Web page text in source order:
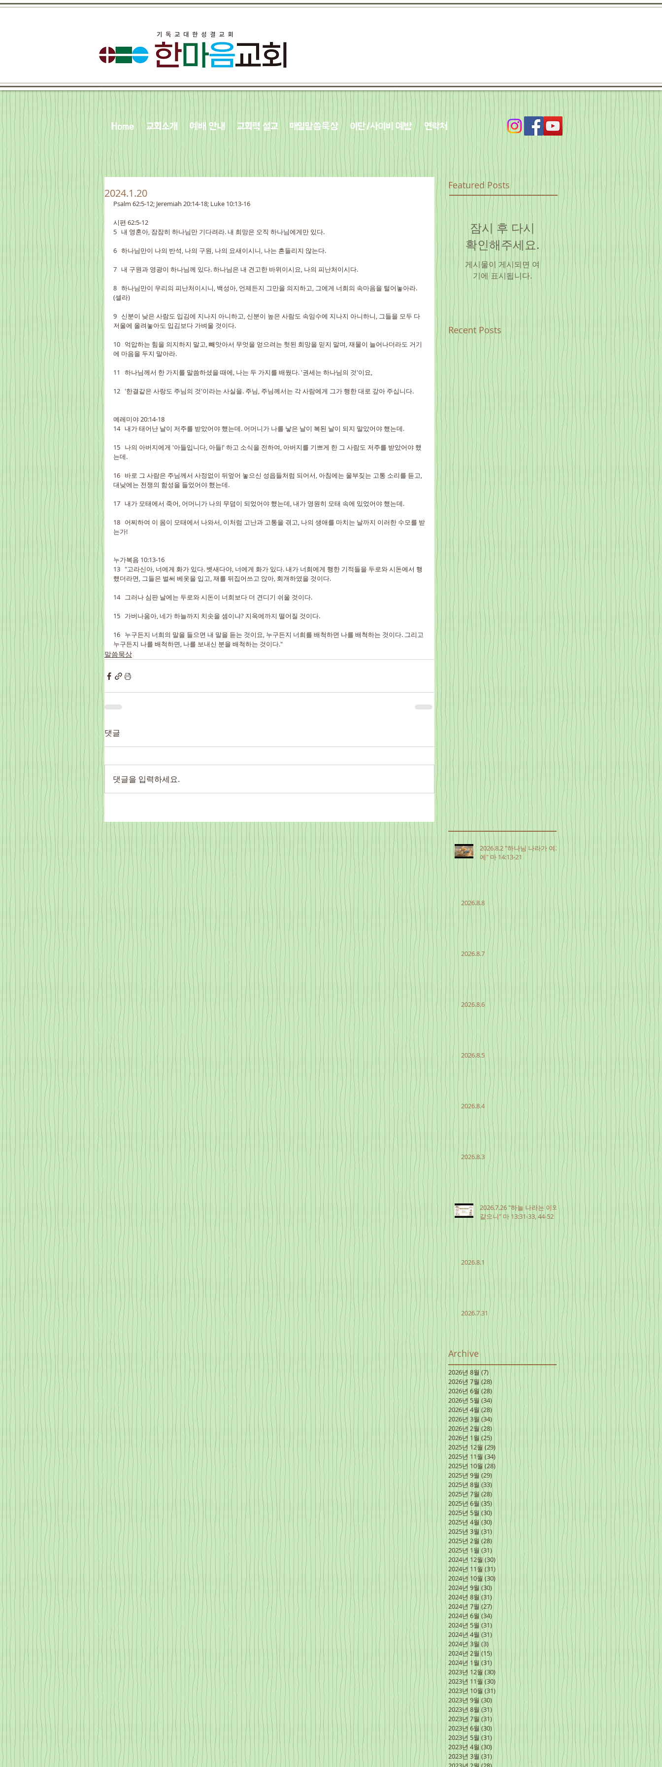
Home 교회소개 예배 안내 교회력 설교 매일말씀묵상 이단/사이비 예방 연락처
2024.1.20
Psalm 62:5-12; Jeremiah 20:14-18; Luke 10:13-16
시편 62:5-12
5   내 영혼아, 잠잠히 하나님만 기다려라. 내 희망은 오직 하나님에게만 있다.
6   하나님만이 나의 반석, 나의 구원, 나의 요새이시니, 나는 흔들리지 않는다.
7   내 구원과 영광이 하나님께 있다. 하나님은 내 견고한 바위이시요, 나의 피난처이시다.
8   하나님만이 우리의 피난처이시니, 백성아, 언제든지 그만을 의지하고, 그에게 너희의 속마음을 털어놓아라.
(셀라)
9   신분이 낮은 사람도 입김에 지나지 아니하고, 신분이 높은 사람도 속임수에 지나지 아니하니, 그들을 모두 다
저울에 올려놓아도 입김보다 가벼울 것이다.
10   억압하는 힘을 의지하지 말고, 빼앗아서 무엇을 얻으려는 헛된 희망을 믿지 말며, 재물이 늘어나더라도 거기
에 마음을 두지 말아라.
11   하나님께서 한 가지를 말씀하셨을 때에, 나는 두 가지를 배웠다. '권세는 하나님의 것'이요,
12   '한결같은 사랑도 주님의 것'이라는 사실을. 주님, 주님께서는 각 사람에게 그가 행한 대로 갚아 주십니다.
예레미야 20:14-18
14   내가 태어난 날이 저주를 받았어야 했는데. 어머니가 나를 낳은 날이 복된 날이 되지 말았어야 했는데.
15   나의 아버지에게 '아들입니다, 아들!' 하고 소식을 전하여, 아버지를 기쁘게 한 그 사람도 저주를 받았어야 했
는데.
16   바로 그 사람은 주님께서 사정없이 뒤엎어 놓으신 성읍들처럼 되어서, 아침에는 울부짖는 고통 소리를 듣고,
대낮에는 전쟁의 함성을 들었어야 했는데.
17   내가 모태에서 죽어, 어머니가 나의 무덤이 되었어야 했는데, 내가 영원히 모태 속에 있었어야 했는데.
18   어찌하여 이 몸이 모태에서 나와서, 이처럼 고난과 고통을 겪고, 나의 생애를 마치는 날까지 이러한 수모를 받
는가!
누가복음 10:13-16
13   "고라신아, 너에게 화가 있다. 벳새다야, 너에게 화가 있다. 내가 너희에게 행한 기적들을 두로와 시돈에서 행
했더라면, 그들은 벌써 베옷을 입고, 재를 뒤집어쓰고 앉아, 회개하였을 것이다.
14   그러나 심판 날에는 두로와 시돈이 너희보다 더 견디기 쉬울 것이다.
15   가버나움아, 네가 하늘까지 치솟을 셈이냐? 지옥에까지 떨어질 것이다.
16   누구든지 너희의 말을 들으면 내 말을 듣는 것이요, 누구든지 너희를 배척하면 나를 배척하는 것이다. 그리고
누구든지 나를 배척하면, 나를 보내신 분을 배척하는 것이다."
말씀묵상
댓글
댓글을 입력하세요.
Featured Posts
잠시 후 다시
확인해주세요.
게시물이 게시되면 여
기에 표시됩니다.
Recent Posts
2026.8.2 "하나님 나라가 여기
에" 마 14:13-21
2026.8.8
2026.8.7
2026.8.6
2026.8.5
2026.8.4
2026.8.3
2026.7.26 "하늘 나라는 이와
같으니" 마 13:31-33, 44-52
2026.8.1
2026.7.31
Archive
2026년 8월 (7)게시물 7개
2026년 7월 (28)게시물 28개
2026년 6월 (28)게시물 28개
2026년 5월 (34) 게시물 34개
2026년 4월 (28) 게시물 28개
2026년 3월 (34)게시물 34개
2026년 2월 (28)게시물 28개
2026년 1월 (25)
2025년 12월 (29) 게시물 29개
2025년 11월 (34) 게시물 34개
2025년 10월 (28) 게시물 28개
2025년 9월 (29) 게시물 29개
2025년 8월 (33) 게시물 33개
2025년 7월 (28)게시물 28개
2025년 6월 (35)게시물 35개
2025년 5월 (30)
2025년 4월 (30)게시물 30개
2025년 3월 (31)게시물 31개
2025년 2월 (28) 게시물 28개
2025년 1월 (31) 게시물 31개
2024년 12월 (30)게시물 30개
2024년 11월 (31) 게시물 31개
2024년 10월 (30) 게시물 30개
2024년 9월 (30) 게시물 30개
2024년 8월 (31)게시물 31개
2024년 7월 (27)게시물 27개
2024년 6월 (34)게시물 34개
2024년 5월 (31) 게시물 31개
2024년 4월 (31) 게시물 31개
2024년 3월 (3)게시물 3개
2024년 2월 (15)게시물 15개
2024년 1월 (31) 게시물 31개
2023년 12월 (30) 게시물 30개
2023년 11월 (30) 게시물 30개
2023년 10월 (31)게시물 31개
2023년 9월 (30) 게시물 30개
2023년 8월 (31) 게시물 31개
2023년 7월 (31)게시물 31개
2023년 6월 (30)게시물 30개
2023년 5월 (31) 게시물 31개
2023년 4월 (30)게시물 30개
2023년 3월 (31)게시물 31개